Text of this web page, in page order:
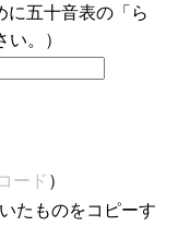
に五十音表の「ら
。）
ード）
たものをコピーす